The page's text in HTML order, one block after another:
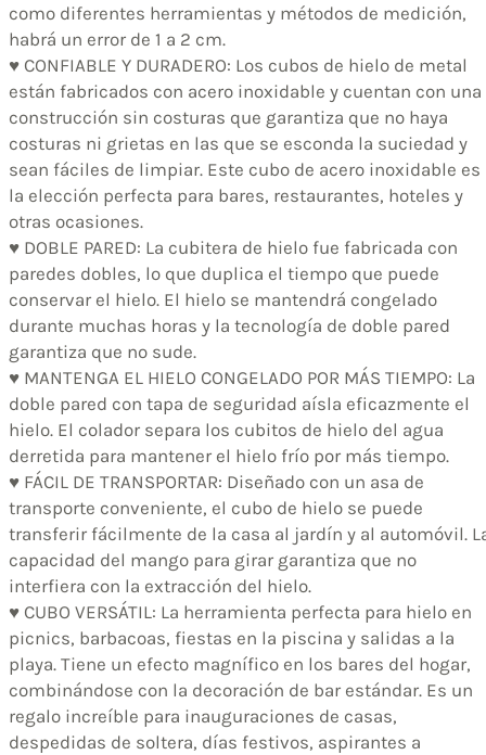
como diferentes herramientas y métodos de medición,
habrá un error de 1 a 2 cm.
♥ CONFIABLE Y DURADERO: Los cubos de hielo de metal
están fabricados con acero inoxidable y cuentan con una
construcción sin costuras que garantiza que no haya
costuras ni grietas en las que se esconda la suciedad y
sean fáciles de limpiar. Este cubo de acero inoxidable es
la elección perfecta para bares, restaurantes, hoteles y
otras ocasiones.
♥ DOBLE PARED: La cubitera de hielo fue fabricada con
paredes dobles, lo que duplica el tiempo que puede
conservar el hielo. El hielo se mantendrá congelado
durante muchas horas y la tecnología de doble pared
garantiza que no sude.
♥ MANTENGA EL HIELO CONGELADO POR MÁS TIEMPO: La
doble pared con tapa de seguridad aísla eficazmente el
hielo. El colador separa los cubitos de hielo del agua
derretida para mantener el hielo frío por más tiempo.
♥ FÁCIL DE TRANSPORTAR: Diseñado con un asa de
transporte conveniente, el cubo de hielo se puede
transferir fácilmente de la casa al jardín y al automóvil.
capacidad del mango para girar garantiza que no
interfiera con la extracción del hielo.
♥ CUBO VERSÁTIL: La herramienta perfecta para hielo en
picnics, barbacoas, fiestas en la piscina y salidas a la
playa. Tiene un efecto magnífico en los bares del hogar,
combinándose con la decoración de bar estándar. Es un
regalo increíble para inauguraciones de casas,
despedidas de soltera, días festivos, aspirantes a